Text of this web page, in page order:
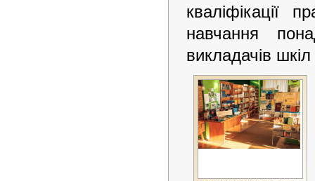
кваліфікації
навчання
викладачів